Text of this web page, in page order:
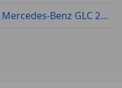
Mercedes-Benz GLC 220 Gebraucht